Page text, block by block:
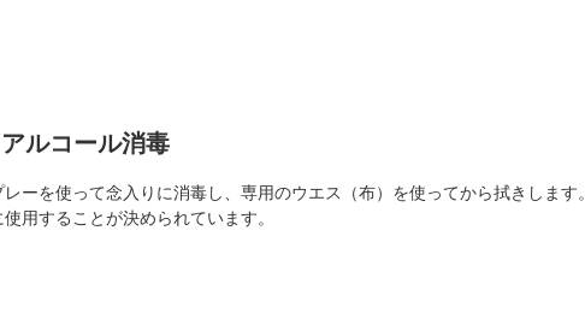
ルコール消毒
ーを使って念入りに消毒し、専用のウエス（布）を使ってから拭きします
用することが決められています。